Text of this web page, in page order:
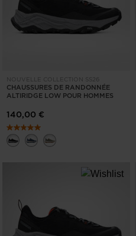
NOUVELLE COLLECTION SS26
CHAUSSURES DE RANDONNÉE
ALTIRIDGE LOW POUR HOMMES
140,00 €